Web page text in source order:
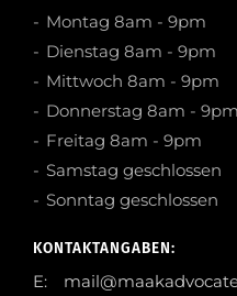
Montag 8am - 9pm
Dienstag 8am - 9pm
Mittwoch 8am - 9pm
Donnerstag 8am - 9pm
Freitag 8am - 9pm
Samstag geschlossen
Sonntag geschlossen
KONTAKTANGABEN:
E: